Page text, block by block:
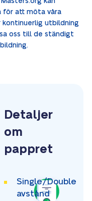
för att möta våra
kontinuerlig utbildning
oss till de ständigt
Detaljer
om
pappret
Single/Double
avstånd